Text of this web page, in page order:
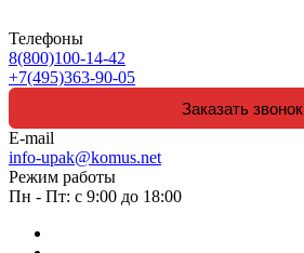
Телефоны
8(800)100-14-42
+7(495)363-90-05
Заказать звонок
E-mail
info-upak@komus.net
Режим работы
Пн - Пт: с 9:00 до 18:00